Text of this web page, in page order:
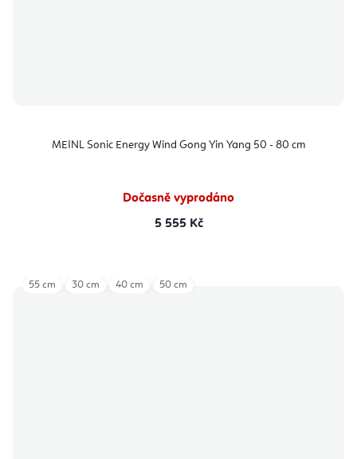
MEINL Sonic Energy Wind Gong Yin Yang 50 - 80 cm
Dočasně vyprodáno
5 555 Kč
55 cm 30 cm 40 cm 50 cm